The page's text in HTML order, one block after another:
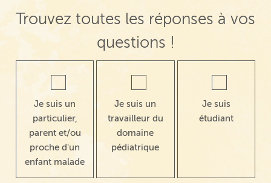
Trouvez toutes les réponses à vos
questions !
Je suis un
particulier,
parent et/ou
proche d'un
enfant malade
Je suis un
travailleur du
domaine
pédiatrique
Je suis
étudiant